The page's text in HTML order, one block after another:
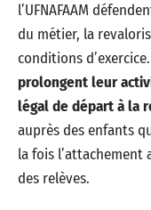
l’UFNAFAAM
du métier, la
conditions d’exercice.
prolongent leur
légal de départ à la
auprès des enfants
la fois
des relèves.